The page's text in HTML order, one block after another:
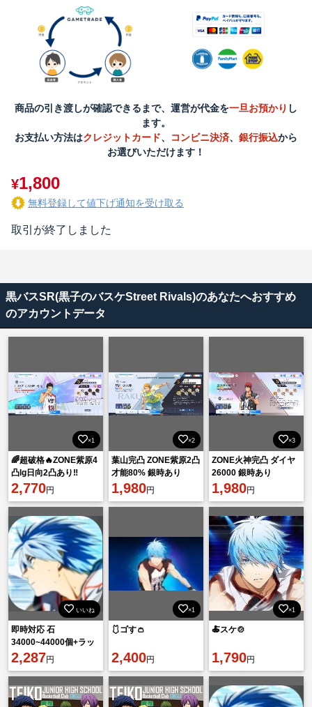
商品の引き渡しが確認できるまで、運営が代金を一旦お預かり し
ます。
お支払い方法はクレジットカード、 コンビニ決済、 銀行振込から
お選びいただけます！
¥1,800
無料登録して値下げ通知を受け取る
取引が終了しました
黒バスSR(黒子のバスケStreet Rivals)のあなたへおすすめ
のアカウントデータ
×1
🌈超破格🔥ZONE紫原4
凸lg日向2凸あり‼️
2,770円
×2
葉山完凸 ZONE紫原2凸
才能80% 銀時あり
1,980円
×3
ZONE火神完凸 ダイヤ
26000 銀時あり
1,980円
いいね
即時対応 石
34000~44000個+ラッ
キーチャーム2-4枚 初
期垢 直接購入OK！
2,287円
×1
🩱ゴす👛
2,400円
×1
🍝スケ🍲
1,790円